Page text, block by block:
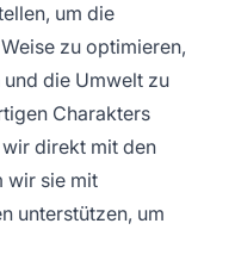
um die
zu optimieren,
die Umwelt zu
Charakters
direkt mit den
wir sie mit
unterstützen, um